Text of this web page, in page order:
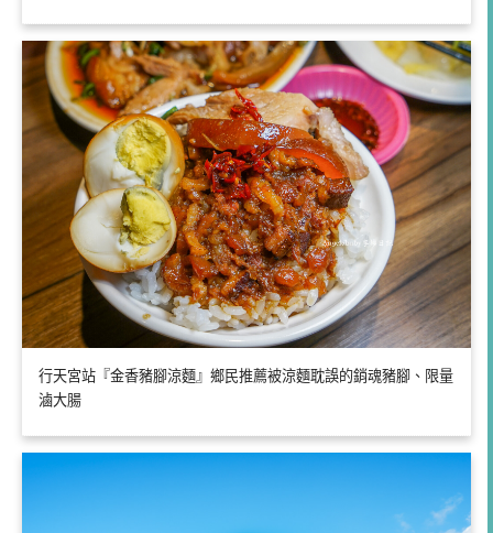
行天宮站『金香豬腳涼麵』鄉民推薦被涼麵耽誤的銷魂豬腳、限量
滷大腸